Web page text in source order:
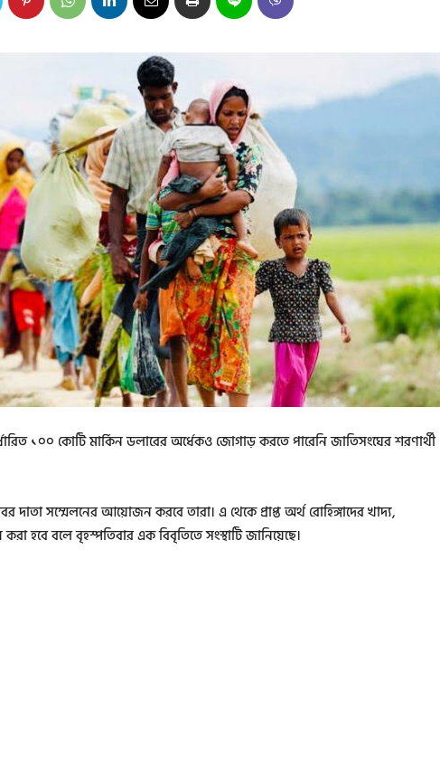
১০০ কোটি মার্কিন ডলারের অর্ধেকও জোগাড় করতে পারেনি জাতিসংঘের শরণার্থী
দাতা সম্মেলনের আয়োজন করবে তারা। এ থেকে প্রাপ্ত অর্থ রোহিঙ্গাদের খাদ্য,
হবে বলে বৃহস্পতিবার এক বিবৃতিতে সংস্থাটি জানিয়েছে।